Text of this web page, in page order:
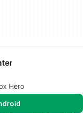
Hero